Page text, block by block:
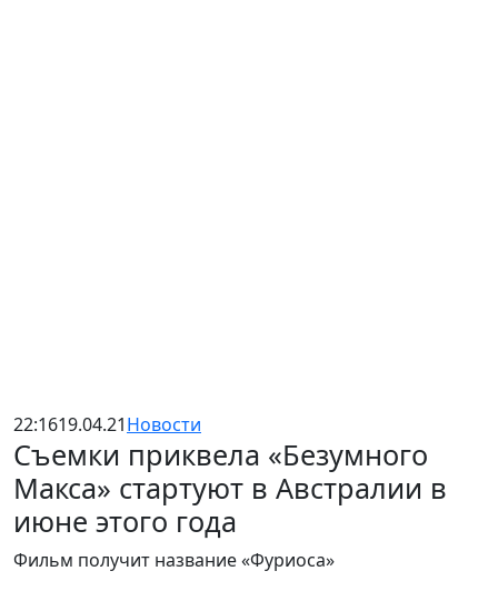
22:1619.04.21Новости
Съемки приквела «Безумного
Макса» стартуют в Австралии в
июне этого года
Фильм получит название «Фуриоса»